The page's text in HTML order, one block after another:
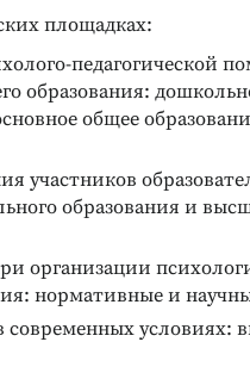
площадках:
педагогической
образования:
общее
участников
образования и
организации
нормативные и
условиях: